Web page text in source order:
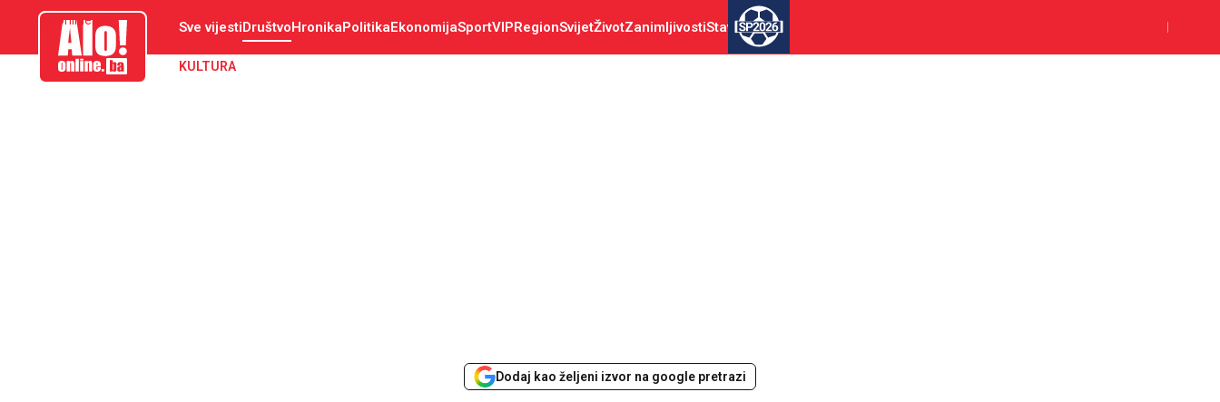
aloonline.ba Sve vijestiDruštvoHronikaPolitikaEkonomijaSportVIPRegionSvijetŽivotZanimljivostiStav SP2026
KULTURA
Dodaj kao željeni izvor na google pretrazi